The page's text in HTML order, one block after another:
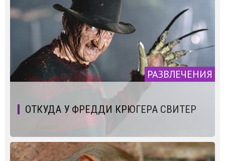
РАЗВЛЕЧЕНИЯ
ОТКУДА У ФРЕДДИ КРЮГЕРА СВИТЕР